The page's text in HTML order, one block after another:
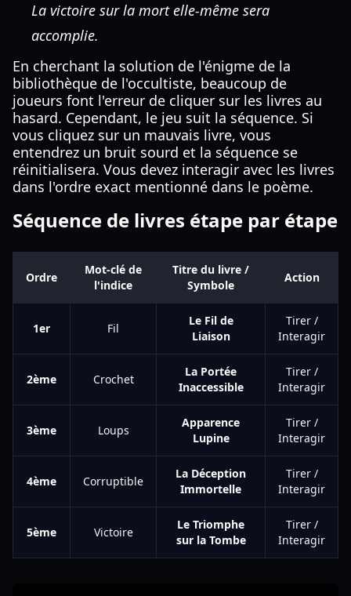
La victoire sur la mort elle-même sera
accomplie.
En cherchant la solution de l'énigme de la
bibliothèque de l'occultiste, beaucoup de
joueurs font l'erreur de cliquer sur les livres au
hasard. Cependant, le jeu suit la séquence. Si
vous cliquez sur un mauvais livre, vous
entendrez un bruit sourd et la séquence se
réinitialisera. Vous devez interagir avec les livres
dans l'ordre exact mentionné dans le poème.
Séquence de livres étape par étape
Ordre
Mot-clé de
l'indice
Titre du livre /
Symbole
Action
1er Fil
Le Fil de
Liaison
Tirer /
Interagir
2ème Crochet
La Portée
Inaccessible
Tirer /
Interagir
3ème Loups
Apparence
Lupine
Tirer /
Interagir
4ème Corruptible
La Déception
Immortelle
Tirer /
Interagir
5ème Victoire
Le Triomphe
sur la Tombe
Tirer /
Interagir